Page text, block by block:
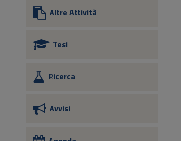
Altre Attività
Tesi
Ricerca
Avvisi